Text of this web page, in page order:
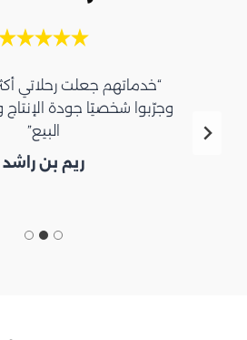
“خدماتهم جعلت رحلاتي أكثر
وجرّبوا شخصيًا جودة
البيع”
ريم بن راشد